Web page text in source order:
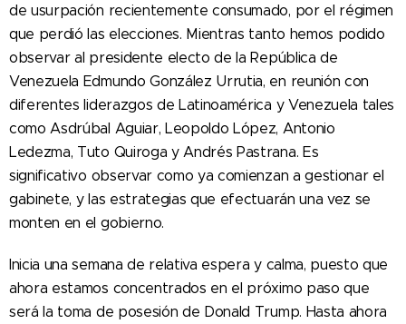
de usurpación recientemente consumado, por el régimen
que perdió las elecciones. Mientras tanto hemos podido
observar al presidente electo de la República de
Venezuela Edmundo González Urrutia, en reunión con
diferentes liderazgos de Latinoamérica y Venezuela tales
como Asdrúbal Aguiar, Leopoldo López, Antonio
Ledezma, Tuto Quiroga y Andrés Pastrana. Es
significativo observar como ya comienzan a gestionar el
gabinete, y las estrategias que efectuarán una vez se
monten en el gobierno.
Inicia una semana de relativa espera y calma, puesto que
ahora estamos concentrados en el próximo paso que
será la toma de posesión de Donald Trump. Hasta ahora